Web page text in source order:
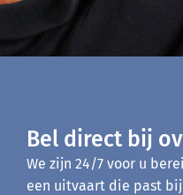
Bel direct bij
We zijn 24/7 voor u
een uitvaart die past